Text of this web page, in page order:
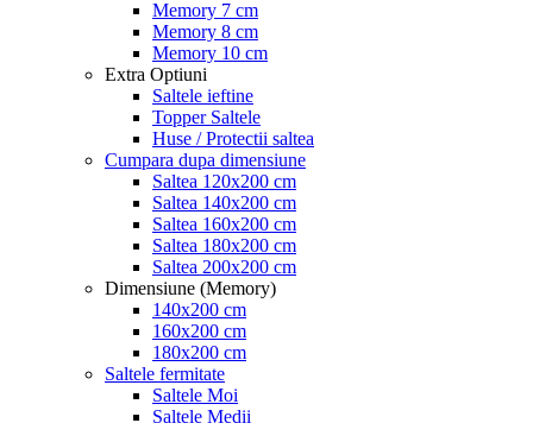
Memory 7 cm
Memory 8 cm
Memory 10 cm
Extra Optiuni
Saltele ieftine
Topper Saltele
Huse / Protectii saltea
Cumpara dupa dimensiune
Saltea 120x200 cm
Saltea 140x200 cm
Saltea 160x200 cm
Saltea 180x200 cm
Saltea 200x200 cm
Dimensiune (Memory)
140x200 cm
160x200 cm
180x200 cm
Saltele fermitate
Saltele Moi
Saltele Medii